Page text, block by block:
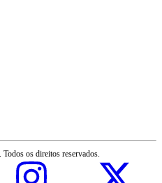
. Todos os direitos reservados.